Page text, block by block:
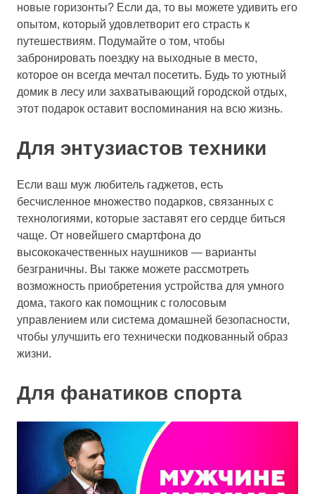
новые горизонты? Если да, то вы можете удивить его
опытом, который удовлетворит его страсть к
путешествиям. Подумайте о том, чтобы
забронировать поездку на выходные в место,
которое он всегда мечтал посетить. Будь то уютный
домик в лесу или захватывающий городской отдых,
этот подарок оставит воспоминания на всю жизнь.
Для энтузиастов техники
Если ваш муж любитель гаджетов, есть
бесчисленное множество подарков, связанных с
технологиями, которые заставят его сердце биться
чаще. От новейшего смартфона до
высококачественных наушников — варианты
безграничны. Вы также можете рассмотреть
возможность приобретения устройства для умного
дома, такого как помощник с голосовым
управлением или система домашней безопасности,
чтобы улучшить его технически подкованный образ
жизни.
Для фанатиков спорта